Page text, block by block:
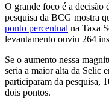
O grande foco é a decisão
pesquisa da BCG mostra
ponto percentual na Taxa
levantamento ouviu 264
Se o aumento nessa
seria a maior alta da Selic
participaram da pesquisa,
dois pontos.